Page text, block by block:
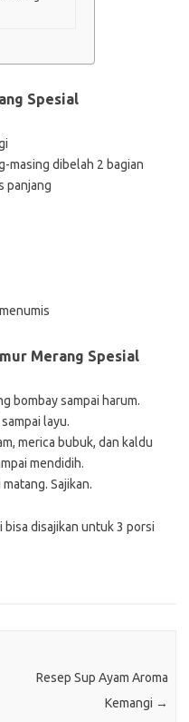
Spesial
masing dibelah 2 bagian
panjang
Merang Spesial
bombay sampai harum.
layu.
merica bubuk, dan kaldu
mendidih.
Sajikan.
bisa disajikan untuk 3 porsi
Resep Sup Ayam Aroma
Kemangi →